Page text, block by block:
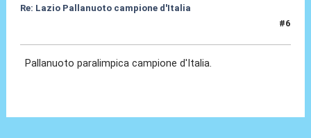
Re: Lazio Pallanuoto campione d'Italia
#6
Pallanuoto paralimpica campione d'Italia.